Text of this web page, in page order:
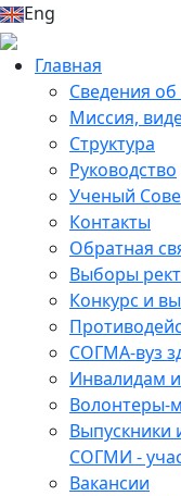
Eng
Главная
Сведения
Миссия,
Структура
Руководство
Ученый
Контакты
Обратная
Выборы
Конкурс и
СОГМА-вуз
Инвалидам
Волонтеры-
Выпускники
СОГМИ -
Вакансии